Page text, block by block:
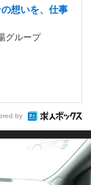
想いを、仕事
グループ
by